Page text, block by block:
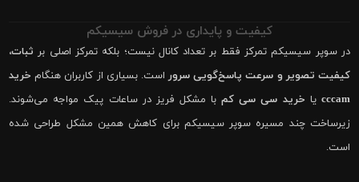
کیفیت و پایداری در فروش سیسیکم
در سوپر سیسیکم تمرکز فقط بر تعداد کانال نیست؛ بلکه تمرکز اصلی بر ثبات،
کیفیت تصویر و سرعت پاسخ‌گویی سروراست. بسیاری از کاربران هنگام خرید
cccam یا خرید سی سی کمبا مشکل فریز در ساعات پیک مواجه می‌شوند.
زیرساخت چند مسیره سوپر سیسیکم برای کاهش همین مشکل طراحی شده
است.